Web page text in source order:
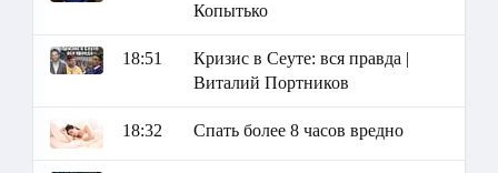
Копытько
18:51
Кризис в Сеуте: вся правда |
Виталий Портников
18:32 Спать более 8 часов вредно